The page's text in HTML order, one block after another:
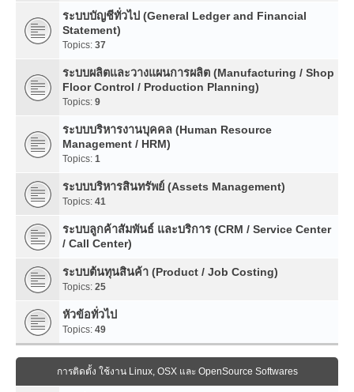
ระบบบัญชีทั่วไป (General Ledger and Financial
Statement)
Topics: 37
ระบบผลิตและวางแผนการผลิต (Manufacturing / Shop
Floor Control / Production Planning)
Topics: 9
ระบบบริหารงานบุคคล (Human Resource
Management / HRM)
Topics: 1
ระบบบริหารสินทรัพย์ (Assets Management)
Topics: 41
ระบบลูกค้าสัมพันธ์ และบริการ (CRM / Service Center
/ Call Center)
ระบบต้นทุนสินค้า (Product / Job Costing)
Topics: 25
หัวข้อทั่วไป
Topics: 49
การติดตั้ง ใช้งาน Linux, OSX และ OpenSource Softwares